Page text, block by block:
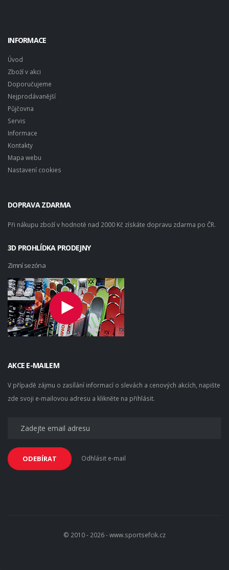
INFORMACE
Úvod
Zboží v akci
Doporučujeme
Nejprodávanější
Půjčovna
Servis
Informace
Kontakty
Mapa webu
Nastavení cookies
DOPRAVA ZDARMA
Při nákupu zboží v hodnotě nad 2000 Kč získáte dopravu zdarma po ČR.
3D PROHLÍDKA PRODEJNY
Zimní sezóna
AKCE E-MAILEM
V případě zájmu o zasílání informací o slevách a cenových akcích, napište
zde svoji e-mailovou adresu a klikněte na přihlásit.
ODEBÍRAT Odhlásit e-mail
© 2010 - 2026 - www.sportsefcik.cz